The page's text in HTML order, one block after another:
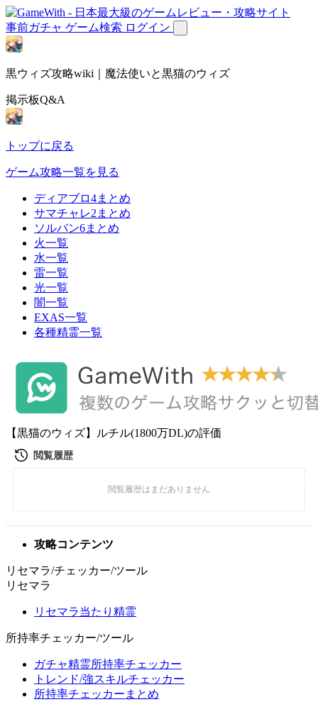
事前ガチャ ゲーム検索 ログイン
黒ウィズ攻略wiki｜魔法使いと黒猫のウィズ
掲示板Q&A
トップに戻る
ゲーム攻略一覧を見る
ディアブロ4まとめ
サマチャレ2まとめ
ソルバン6まとめ
火一覧
水一覧
雷一覧
光一覧
闇一覧
EXAS一覧
各種精霊一覧
【黒猫のウィズ】ルチル(1800万DL)の評価
攻略コンテンツ
リセマラ/チェッカー/ツール
リセマラ
リセマラ当たり精霊
所持率チェッカー/ツール
ガチャ精霊所持率チェッカー
トレンド/強スキルチェッカー
所持率チェッカーまとめ